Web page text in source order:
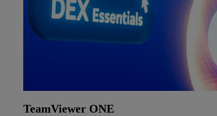
TeamViewer ONE